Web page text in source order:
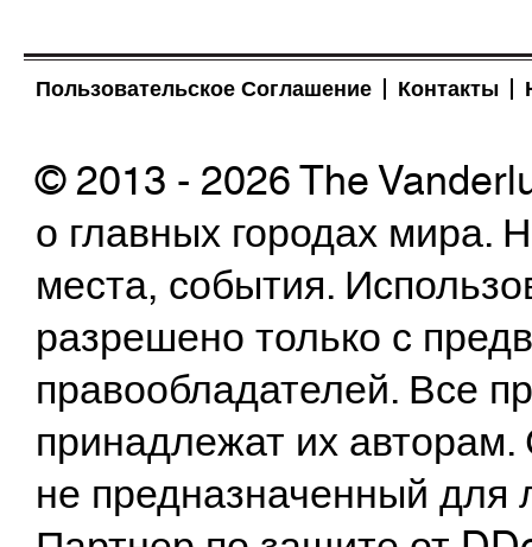
Пользовательское Соглашение Контакты
© 2013 - 2026 The
о главных городах
места, события.
разрешено только с
правообладателей. Все
принадлежат их
не предназначенный